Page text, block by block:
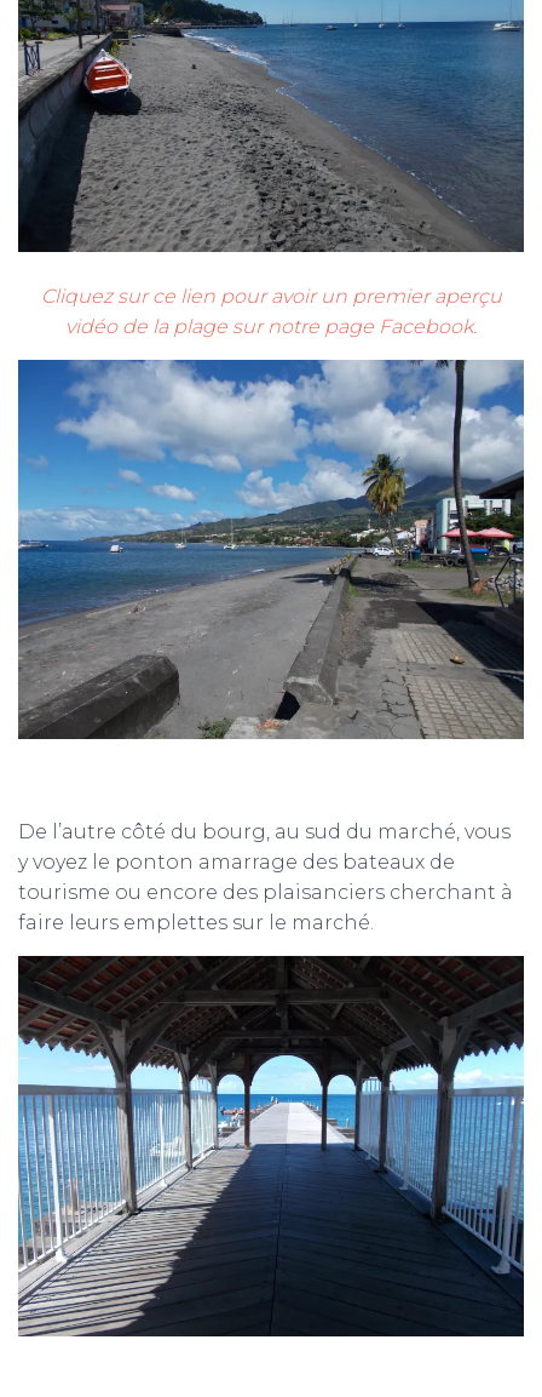
Cliquez sur ce lien pour avoir un premier aperçu
vidéo de la plage sur notre page Facebook.
De l’autre côté du bourg, au sud du marché, vous
y voyez le ponton amarrage des bateaux de
tourisme ou encore des plaisanciers cherchant à
faire leurs emplettes sur le marché.